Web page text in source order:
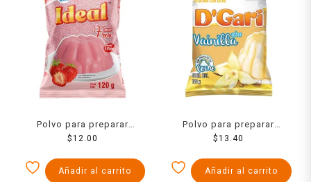
Polvo para preparar
gelatina Ideal de leche
$12.00
Añadir al carrito
Polvo para preparar
gelatina D´Gari de leche
$13.40
Añadir al carrito